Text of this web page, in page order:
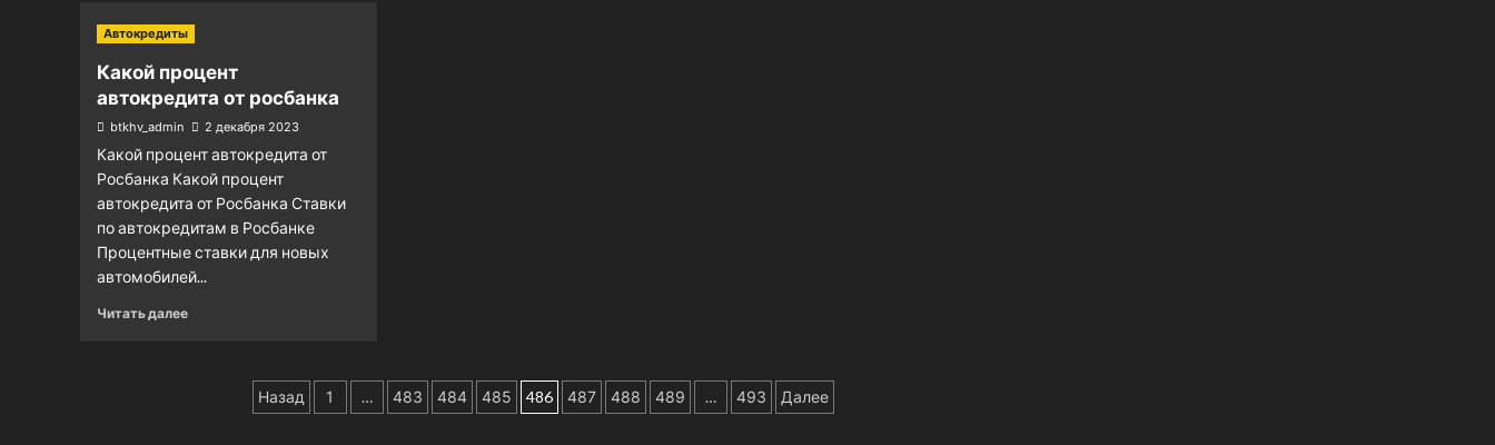
Автокредиты
Какой процент
автокредита от росбанка
btkhv_admin 2 декабря 2023
Какой процент автокредита от
Росбанка Какой процент
автокредита от Росбанка Ставки
по автокредитам в Росбанке
Процентные ставки для новых
автомобилей...
Читать далее
Пагинация
Назад 1 … 483 484 485 486 487 488 489 … 493 Далее